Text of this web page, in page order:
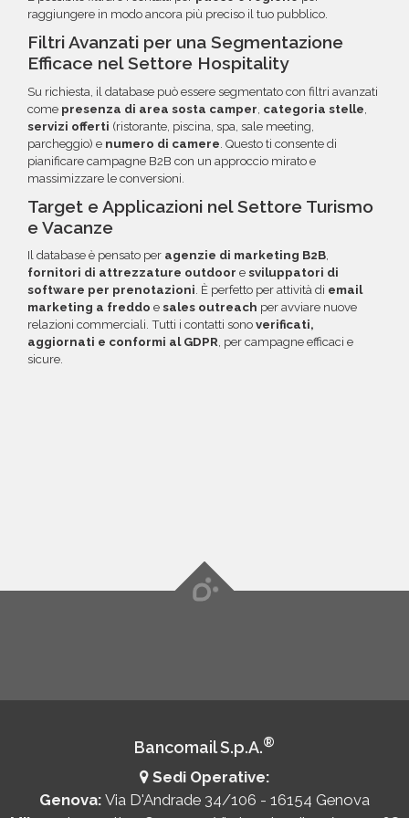
raggiungere in modo ancora più preciso il tuo pubblico.
Filtri Avanzati per una Segmentazione
Efficace nel Settore Hospitality
Su richiesta, il database può essere segmentato con filtri avanzati
come presenza di area sosta camper categoria stelle
servizi offerti (ristorante, piscina, spa, sale meeting,
parcheggio) e numero di camere . Questo ti consente di
pianificare campagne B2B con un approccio mirato e
massimizzare le conversioni.
Target e Applicazioni nel Settore Turismo
e Vacanze
Il database è pensato per agenzie di marketing B2B,
fornitori di attrezzature outdoor e sviluppatori di
software per prenotazioni. È perfetto per attività di email
marketing a freddo e sales outreach per avviare nuove
relazioni commerciali. Tutti i contatti sono verificati,
aggiornati e conformi al GDPR, per campagne efficaci e
sicure.
Bancomail S.p.A.®
Sedi Operative:
Genova: Via D'Andrade 34/106 - 16154 Genova